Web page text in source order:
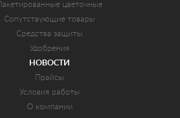
Пакетированные цветочные
Сопутствующие товары
Средства защиты
Удобрения
НОВОСТИ
Прайсы
Условия работы
О компании